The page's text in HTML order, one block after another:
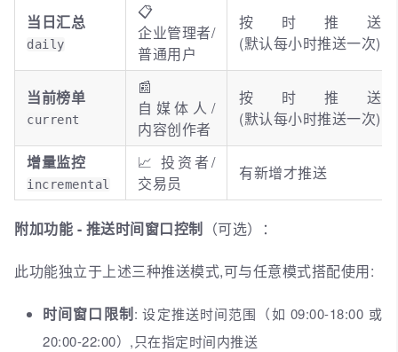
当日汇总
daily
📋
企业管理者/
普通用户
按时推送
(默认每小时推送一次)
当前榜单
current
📰
自媒体人/
内容创作者
按时推送
(默认每小时推送一次)
增量监控
incremental
📈 投资者/
交易员
有新增才推送
附加功能 - 推送时间窗口控制 （可选）：
此功能独立于上述三种推送模式,可与任意模式搭配使用:
时间窗口限制: 设定推送时间范围（如 09:00-18:00 或
20:00-22:00）,只在指定时间内推送